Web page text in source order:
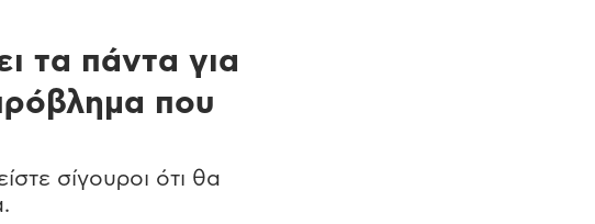
τα πάντα για
που
σίγουροι ότι θα